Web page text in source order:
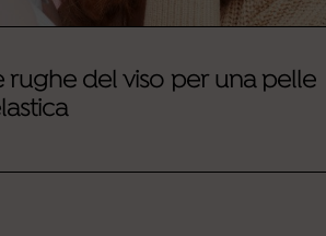
del viso per una
elastica